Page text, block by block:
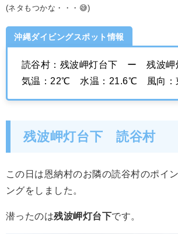
(ネタもつかな・・・😅)
沖縄ダイビングスポット情報
読谷村：残波岬灯台下 ー 残波岬
気温：22℃ 水温：21.6℃ 風向：
残波岬灯台下 読谷村
この日は恩納村のお隣の読谷村のポイ
ングをしました。
潜ったのは残波岬灯台下です。